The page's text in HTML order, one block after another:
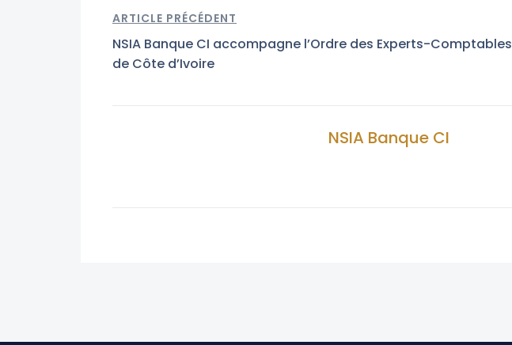
ARTICLE PRÉCÉDENT
NSIA Banque CI accompagne l’Ordre des Experts-Comptables
de Côte d’Ivoire
NSIA Banque CI